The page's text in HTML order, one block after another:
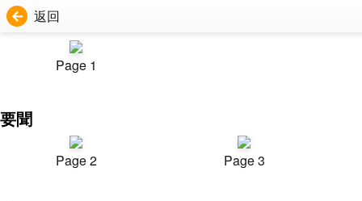
返回
Page 1
要聞
Page 2 Page 3